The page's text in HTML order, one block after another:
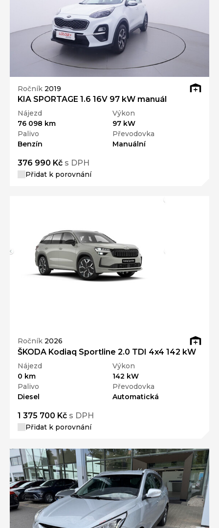
Ročník 2019
KIA SPORTAGE 1.6 16V 97 kW manuál
Nájezd
76 098 km
Výkon
97 kW
Palivo
Benzín
Převodovka
Manuální
376 990 Kč s DPH
Přidat k porovnání
Ročník 2026
ŠKODA Kodiaq Sportline 2.0 TDI 4x4 142 kW
Nájezd
0 km
Výkon
142 kW
Palivo
Diesel
Převodovka
Automatická
1 375 700 Kč s DPH
Přidat k porovnání